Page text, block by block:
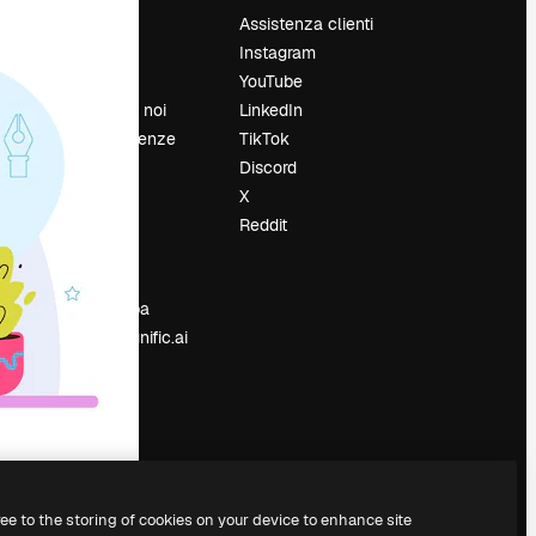
Lavora con noi
Cerca tendenze
Eventi
Sala stampa
Cerchi magnific.ai
Assistenza clienti
Instagram
YouTube
LinkedIn
TikTok
Discord
X
Reddit
to the storing of cookies on your device to enhance site